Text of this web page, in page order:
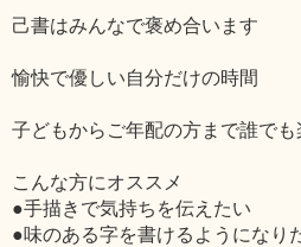
己書はみんなで褒め合います
愉快で優しい自分だけの時間
子どもからご年配の方まで誰で
こんな方にオススメ
●手描きで気持ちを伝えたい
●味のある字を書けるようになり